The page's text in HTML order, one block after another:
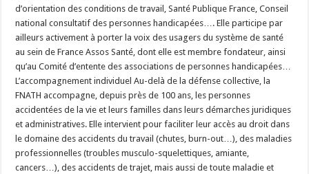
d’orientation des conditions de travail, Santé Publique France, Conseil
national consultatif des personnes handicapées…. Elle participe par
ailleurs activement à porter la voix des usagers du système de santé
au sein de France Assos Santé, dont elle est membre fondateur, ainsi
qu’au Comité d’entente des associations de personnes handicapées…
L’accompagnement individuel Au-delà de la défense collective, la
FNATH accompagne, depuis près de 100 ans, les personnes
accidentées de la vie et leurs familles dans leurs démarches juridiques
et administratives. Elle intervient pour faciliter leur accès au droit dans
le domaine des accidents du travail (chutes, burn-out…), des maladies
professionnelles (troubles musculo-squelettiques, amiante,
cancers…), des accidents de trajet, mais aussi de toute maladie et